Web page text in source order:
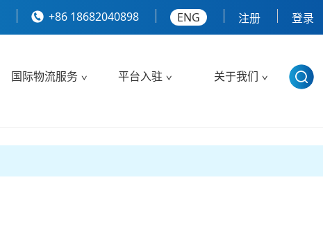
+86 18682040898 ENG 注册 登录
国际物流服务 平台入驻 关于我们